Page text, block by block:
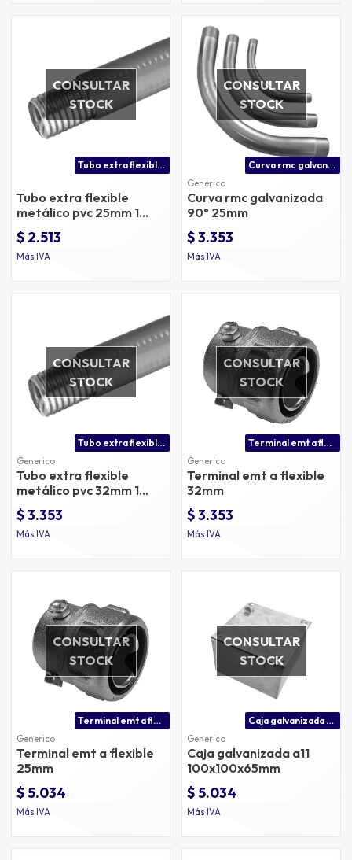
CONSULTAR
STOCK
Tubo extra flexible metálico pvc 25mm 1 metro
Tubo extra flexible
metálico pvc 25mm 1
metro
$ 2.513
Más IVA
CONSULTAR
STOCK
Curva rmc galvanizada 90° 25mm
Generico
Curva rmc galvanizada
90° 25mm
$ 3.353
Más IVA
CONSULTAR
STOCK
Tubo extra flexible metálico pvc 32mm 1 metro
Generico
Tubo extra flexible
metálico pvc 32mm 1
metro
$ 3.353
Más IVA
CONSULTAR
STOCK
Terminal emt a flexible 32mm
Generico
Terminal emt a flexible
32mm
$ 3.353
Más IVA
CONSULTAR
STOCK
Terminal emt a flexible 25mm
Generico
Terminal emt a flexible
25mm
$ 5.034
Más IVA
CONSULTAR
STOCK
Caja galvanizada a11 100x100x65mm
Generico
Caja galvanizada a11
100x100x65mm
$ 5.034
Más IVA